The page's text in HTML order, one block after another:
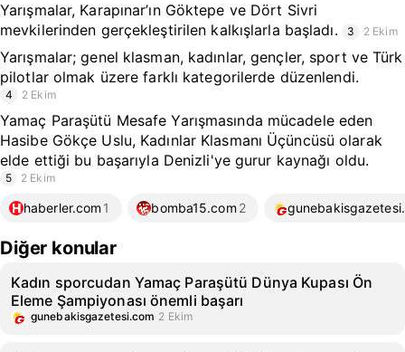
Yarışmalar, Karapınar’ın Göktepe ve Dört Sivri
mevkilerinden gerçekleştirilen kalkışlarla başladı.
3 2 Ekim
Yarışmalar; genel klasman, kadınlar, gençler, sport ve Türk
pilotlar olmak üzere farklı kategorilerde düzenlendi.
4 2 Ekim
Yamaç Paraşütü Mesafe Yarışmasında mücadele eden
Hasibe Gökçe Uslu, Kadınlar Klasmanı Üçüncüsü olarak
elde ettiği bu başarıyla Denizli'ye gurur kaynağı oldu.
5 2 Ekim
haberler.com 1 bomba15.com 2
Diğer konular
Kadın sporcudan Yamaç Paraşütü Dünya Kupası Ön
Eleme Şampiyonası önemli başarı
gunebakisgazetesi.com 2 Ekim